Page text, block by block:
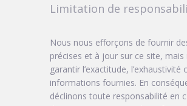
Limitation de
Nous nous efforçons de fournir
précises et à jour sur ce site,
garantir l’exactitude,
informations fournies. En
déclinons toute responsabilité en